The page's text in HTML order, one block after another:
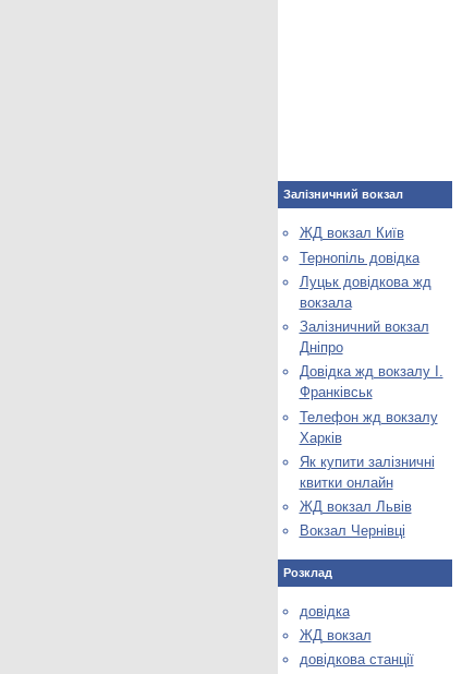
Залізничний вокзал
ЖД вокзал Київ
Тернопіль довідка
Луцьк довідкова жд
вокзала
Залізничний вокзал
Дніпро
Довідка жд вокзалу І.
Франківськ
Телефон жд вокзалу
Харків
Як купити залізничні
квитки онлайн
ЖД вокзал Львів
Вокзал Чернівці
Розклад
довідка
ЖД вокзал
довідкова станції